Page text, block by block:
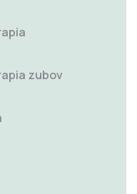
zubov